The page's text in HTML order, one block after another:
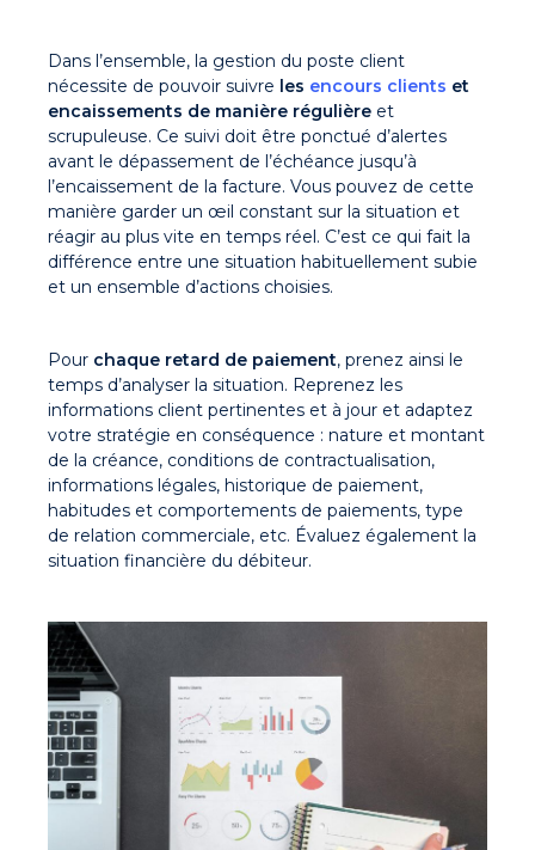
Dans l’ensemble, la gestion du poste client
nécessite de pouvoir suivre les encours clients et
encaissements de manière régulière et
scrupuleuse. Ce suivi doit être ponctué d’alertes
avant le dépassement de l’échéance jusqu’à
l’encaissement de la facture. Vous pouvez de cette
manière garder un œil constant sur la situation et
réagir au plus vite en temps réel. C’est ce qui fait la
différence entre une situation habituellement subie
et un ensemble d’actions choisies.
Pour chaque retard de paiement, prenez ainsi le
temps d’analyser la situation. Reprenez les
informations client pertinentes et à jour et adaptez
votre stratégie en conséquence : nature et montant
de la créance, conditions de contractualisation,
informations légales, historique de paiement,
habitudes et comportements de paiements, type
de relation commerciale, etc. Évaluez également la
situation financière du débiteur.